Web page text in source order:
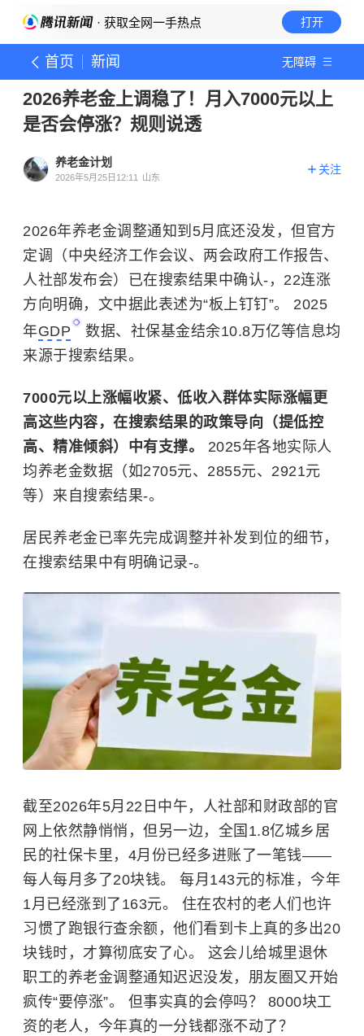
· 获取全网一手热点 打开
首页 新闻 无障碍
2026养老金上调稳了！月入7000元以上
是否会停涨？规则说透
养老金计划
2026年5月25日12:11 山东
关注
2026年养老金调整通知到5月底还没发，但官方
定调（中央经济工作会议、两会政府工作报告、
人社部发布会）已在搜索结果中确认-，22连涨
方向明确，文中据此表述为“板上钉钉”。 2025
年GDP
数据、社保基金结余10.8万亿等信息均
来源于搜索结果。
7000元以上涨幅收紧、低收入群体实际涨幅更
高这些内容，在搜索结果的政策导向（提低控
高、精准倾斜）中有支撑。 2025年各地实际人
均养老金数据（如2705元、2855元、2921元
等）来自搜索结果-。
居民养老金已率先完成调整并补发到位的细节，
在搜索结果中有明确记录-。
截至2026年5月22日中午，人社部和财政部的官
网上依然静悄悄，但另一边，全国1.8亿城乡居
民的社保卡里，4月份已经多进账了一笔钱——
每人每月多了20块钱。 每月143元的标准，今年
1月已经涨到了163元。 住在农村的老人们也许
习惯了跑银行查余额，他们看到卡上真的多出20
块钱时，才算彻底安了心。 这会儿给城里退休
职工的养老金调整通知迟迟没发，朋友圈又开始
疯传“要停涨”。 但事实真的会停吗？ 8000块工
资的老人，今年真的一分钱都涨不动了？